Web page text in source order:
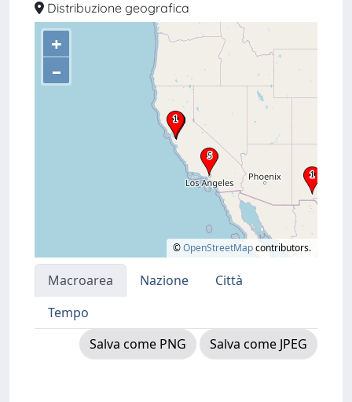
Distribuzione geografica
+
–
©OpenStreetMapcontributors.
Macroarea Nazione
Città
Tempo
Salva come PNG
Salva come JPEG